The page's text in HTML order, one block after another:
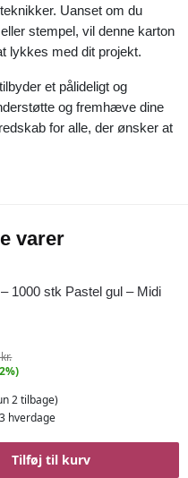
Uanset om du
stempel, vil denne karton
lykkes med dit projekt.
et pålideligt og
og fremhæve dine
for alle, der ønsker at
varer
1000 stk Pastel gul – Midi
2 tilbage)
hverdage
Tilføj til kurv